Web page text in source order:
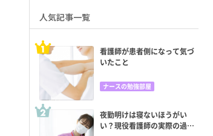
人気記事一覧
看護師が患者側になって気づ
いたこと
ナースの勉強部屋
夜勤明けは寝ないほうがい
い？現役看護師の実際の過ご